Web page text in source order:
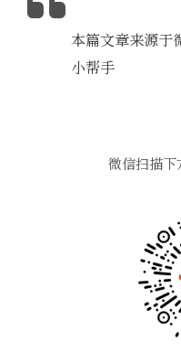
本篇文章来源于
小帮手
微信扫描